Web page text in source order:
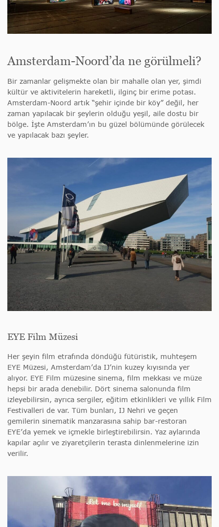
Amsterdam-Noord’da ne görülmeli?
Bir zamanlar gelişmekte olan bir mahalle olan yer, şimdi
kültür ve aktivitelerin hareketli, ilginç bir erime potası.
Amsterdam-Noord artık “şehir içinde bir köy” değil, her
zaman yapılacak bir şeylerin olduğu yeşil, aile dostu bir
bölge. İşte Amsterdam’ın bu güzel bölümünde görülecek
ve yapılacak bazı şeyler.
EYE Film Müzesi
Her şeyin film etrafında döndüğü fütüristik, muhteşem
EYE Müzesi, Amsterdam’da IJ’nin kuzey kıyısında yer
alıyor. EYE Film müzesine sinema, film mekkası ve müze
hepsi bir arada denebilir. Dört sinema salonunda film
izleyebilirsin, ayrıca sergiler, eğitim etkinlikleri ve yıllık Film
Festivalleri de var. Tüm bunları, IJ Nehri ve geçen
gemilerin sinematik manzarasına sahip bar-restoran
EYE’da yemek ve içmekle birleştirebilirsin. Yaz aylarında
kapılar açılır ve ziyaretçilerin terasta dinlenmelerine izin
verilir.